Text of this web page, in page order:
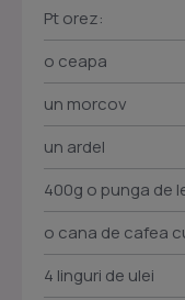
Pt orez:
o ceapa
un morcov
un ardel
400g o punga de
o cana de cafea
4 linguri de ulei